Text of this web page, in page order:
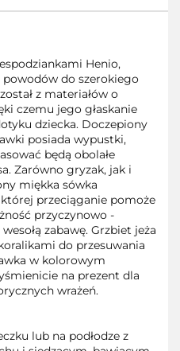
Henio,
do szerokiego
z materiałów o
czemu jego głaskanie
dziecka. Doczepiony
posiada wypustki,
będą obolałe
Zarówno gryzak, jak i
miękka sówka
przeciąganie pomoże
przyczynowo -
zabawę. Grzbiet jeża
do przesuwania
w kolorowym
na prezent dla
wrażeń.
lub na podłodze z